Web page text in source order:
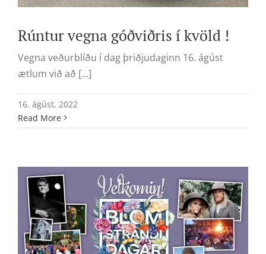
Rúntur vegna góðviðris í kvöld !
Vegna veðurblíðu í dag þriðjudaginn 16. ágúst
ætlum við að [...]
16. ágúst, 2022
Read More